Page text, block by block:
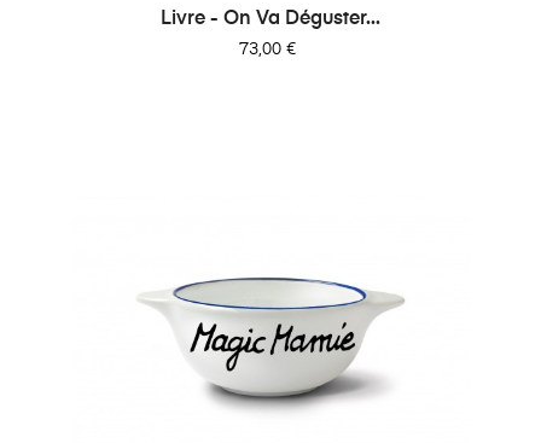
Livre - On Va Déguster...
Prix
73,00 €